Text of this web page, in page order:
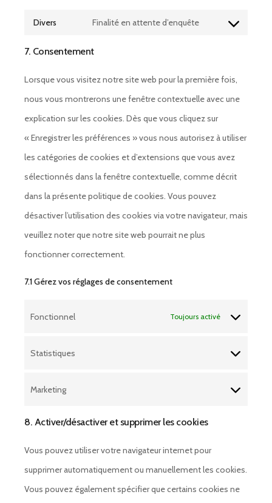
Divers
Finalité en attente d’enquête
7. Consentement
Lorsque vous visitez notre site web pour la première fois,
nous vous montrerons une fenêtre contextuelle avec une
explication sur les cookies. Dès que vous cliquez sur
« Enregistrer les préférences » vous nous autorisez à utiliser
les catégories de cookies et d’extensions que vous avez
sélectionnés dans la fenêtre contextuelle, comme décrit
dans la présente politique de cookies. Vous pouvez
désactiver l’utilisation des cookies via votre navigateur, mais
veuillez noter que notre site web pourrait ne plus
fonctionner correctement.
7.1 Gérez vos réglages de consentement
Fonctionnel Toujours activé
Statistiques
Marketing
8. Activer/désactiver et supprimer les cookies
Vous pouvez utiliser votre navigateur internet pour
supprimer automatiquement ou manuellement les cookies.
Vous pouvez également spécifier que certains cookies ne